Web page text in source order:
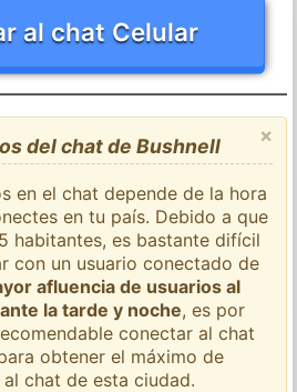
al chat Celular
×
del chat de Bushnell
en el chat depende de la hora
en tu país. Debido a que
habitantes, es bastante difícil
con un usuario conectado de
afluencia de usuarios al
la tarde y noche, es por
conectar al chat
obtener el máximo de
chat de esta ciudad.